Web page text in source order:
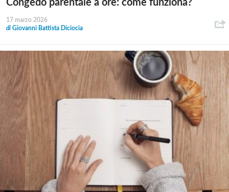
Congedo parentale a ore: come funziona?
17 marzo 2026
di Giovanni Battista Diciocia